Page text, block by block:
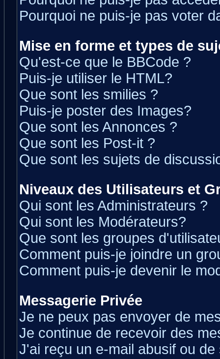
Pourquoi ne puis-je pas voter
Mise en forme et types de
Qu'est-ce que le BBCode ?
Puis-je utiliser le HTML?
Que sont les smilies ?
Puis-je poster des Images?
Que sont les Annonces ?
Que sont les Post-it ?
Que sont les sujets de
Niveaux des Utilisateurs et
Qui sont les Administrateurs ?
Qui sont les Modérateurs?
Que sont les groupes
Comment puis-je joindre un
Comment puis-je devenir le
Messagerie Privée
Je ne peux pas envoyer de
Je continue de recevoir des
J'ai reçu un e-mail abusif ou